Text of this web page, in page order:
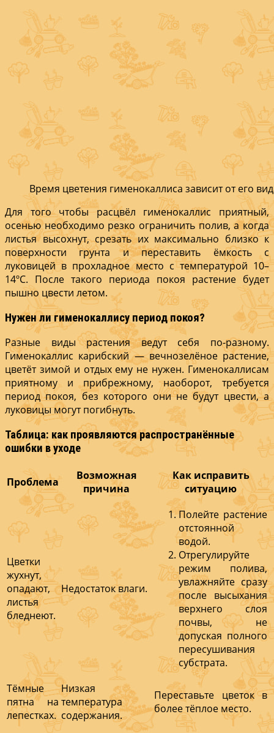
Время цветения гименокаллиса зависит от его
Для того чтобы расцвёл гименокаллис приятный,
осенью необходимо резко ограничить полив, а когда
листья высохнут, срезать их максимально близко к
поверхности грунта и переставить ёмкость с
луковицей в прохладное место с температурой 10–
14ºС. После такого периода покоя растение будет
пышно цвести летом.
Нужен ли гименокаллису период покоя?
Разные виды растения ведут себя по-разному.
Гименокаллис карибский — вечнозелёное растение,
цветёт зимой и отдых ему не нужен. Гименокаллисам
приятному и прибрежному, наоборот, требуется
период покоя, без которого они не будут цвести, а
луковицы могут погибнуть.
Таблица: как проявляются распространённые
ошибки в уходе
Проблема
Возможная
причина
Как исправить
ситуацию
Цветки
жухнут,
опадают,
листья
бледнеют.
Недостаток влаги.
Полейте растение
отстоянной
водой.
Отрегулируйте
режим полива,
увлажняйте сразу
после высыхания
верхнего слоя
почвы, не
допуская полного
пересушивания
субстрата.
Тёмные
пятна на
лепестках.
Низкая
температура
содержания.
Переставьте цветок в
более тёплое место.